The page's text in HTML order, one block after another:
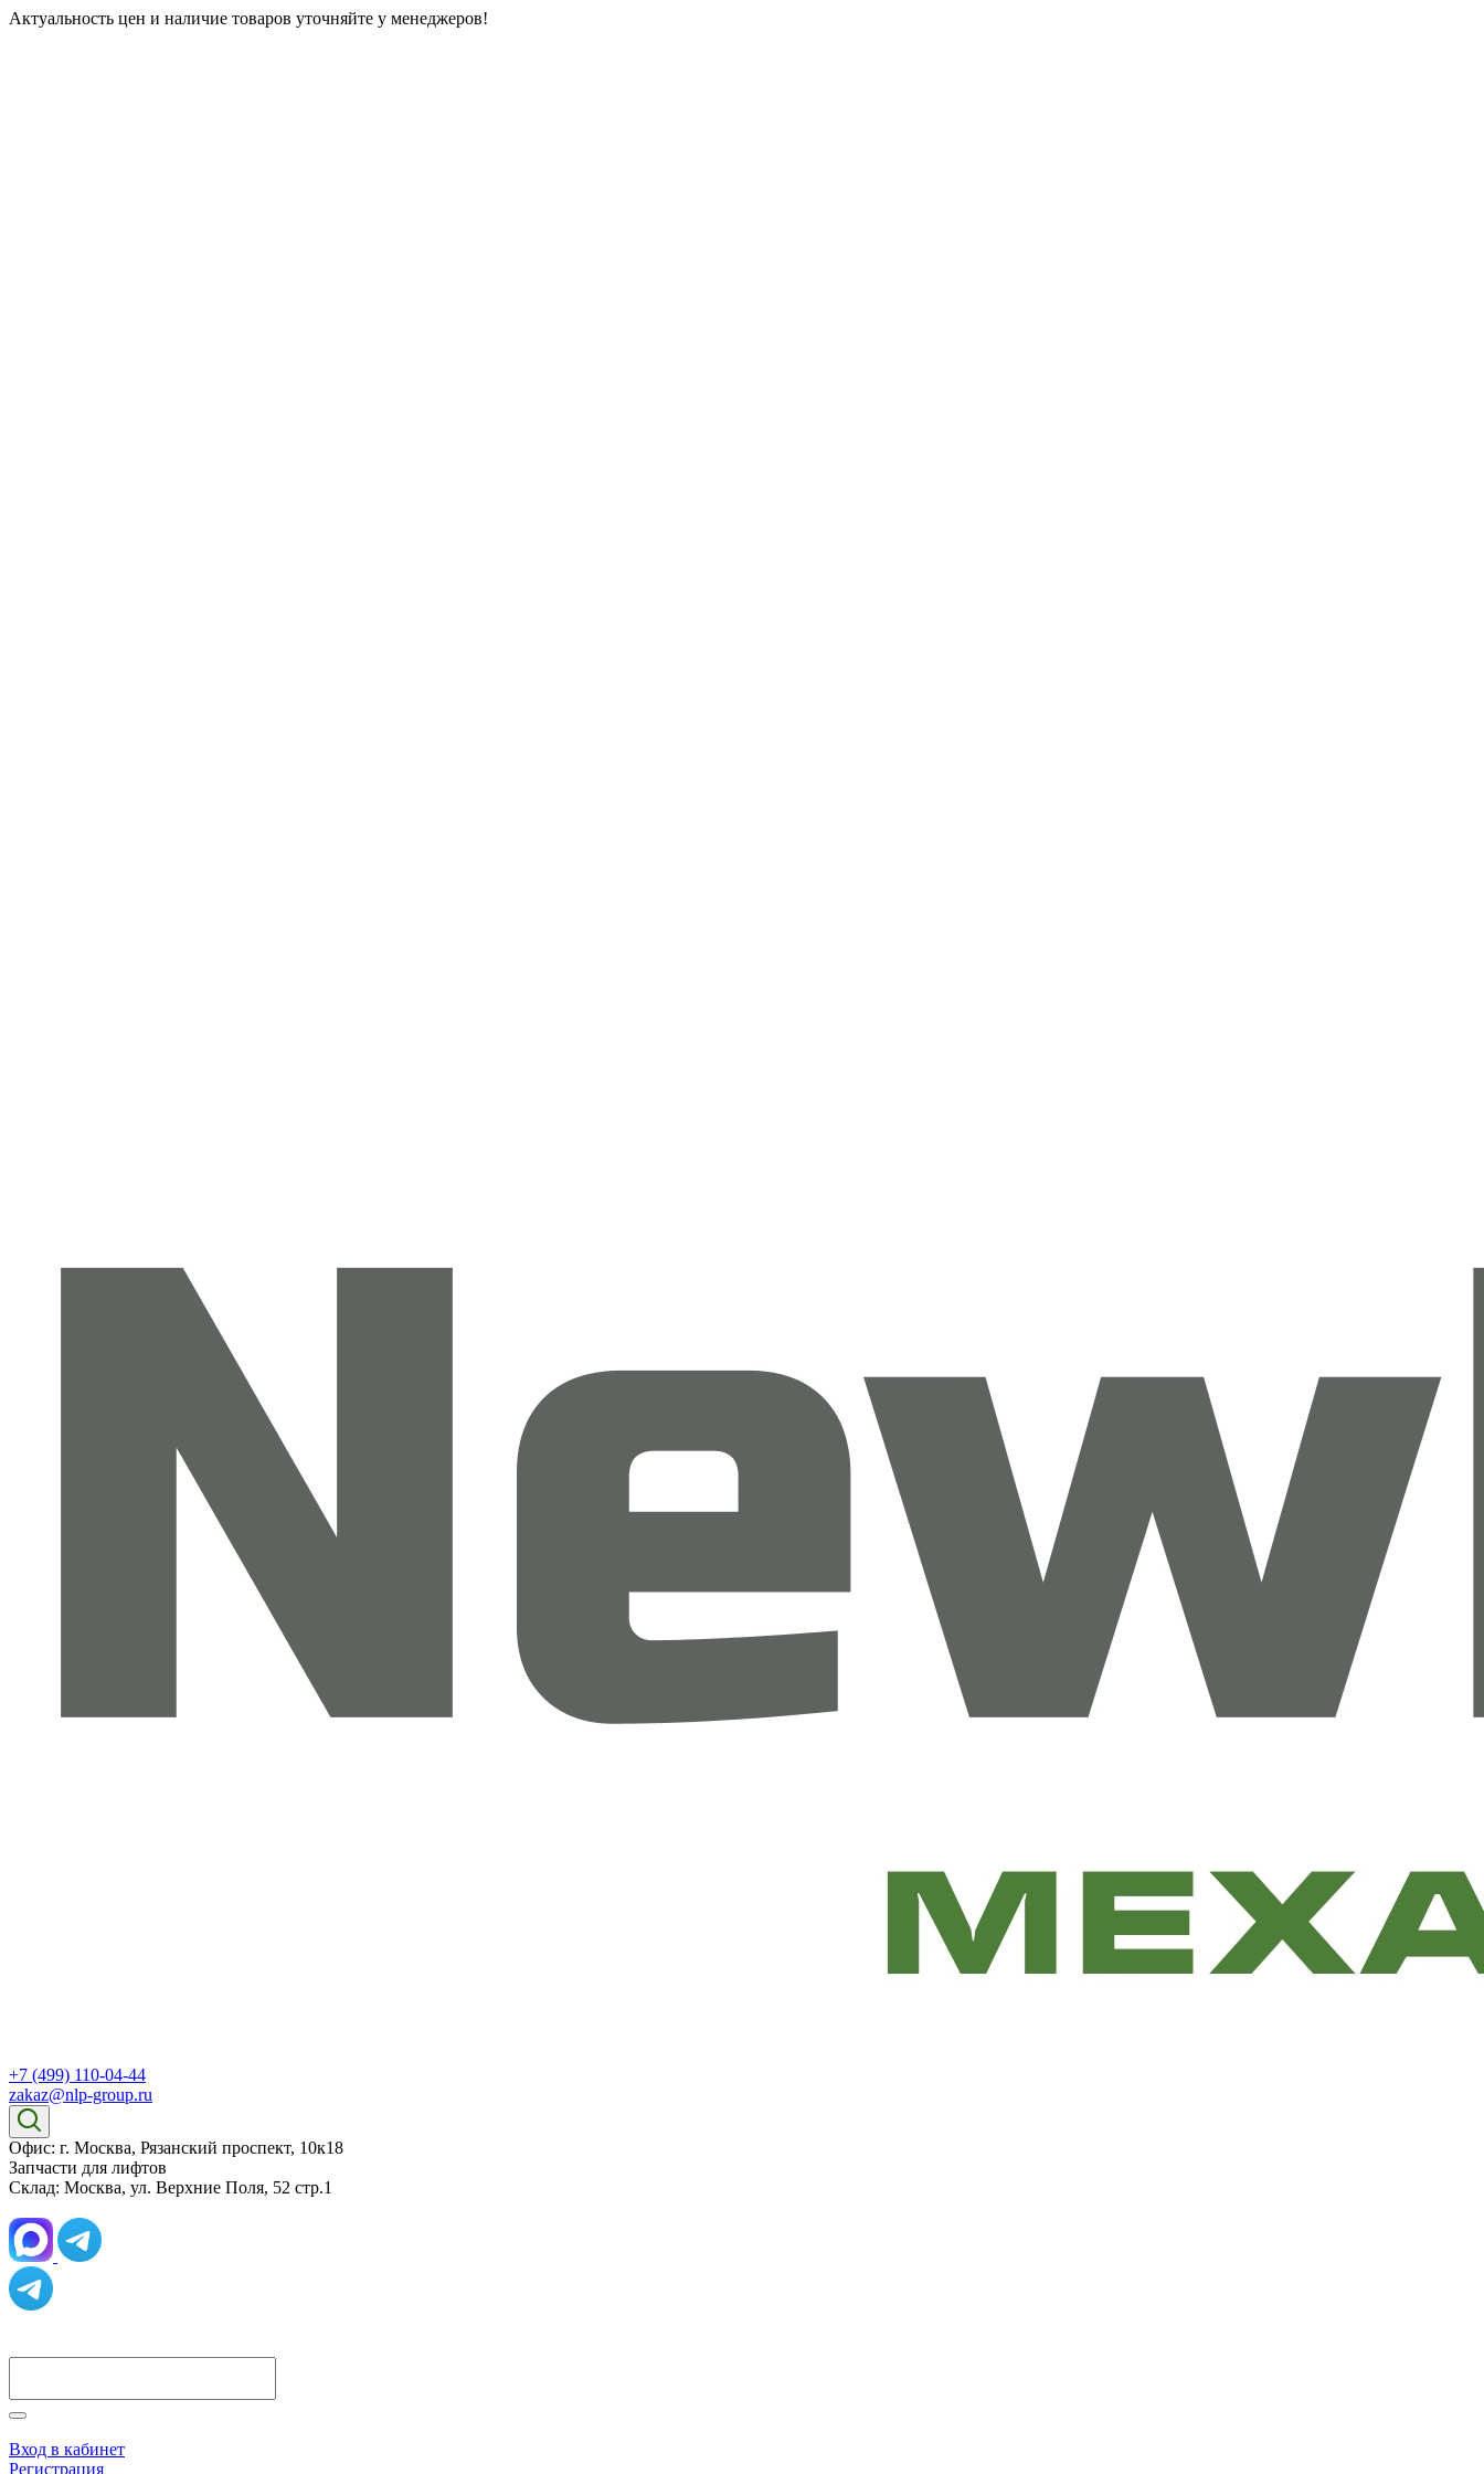
Актуальность цен и наличие товаров уточняйте у менеджеров!
+7 (499) 110-04-44
zakaz@nlp-group.ru
Офис: г. Москва, Рязанский проспект, 10к18
Запчасти для лифтов
Склад: Москва, ул. Верхние Поля, 52 стр.1
Вход в кабинет
Регистрация